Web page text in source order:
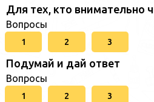
Для тех, кто внимательно
Вопросы
1 2 3
Подумай и дай ответ
Вопросы
1 2 3